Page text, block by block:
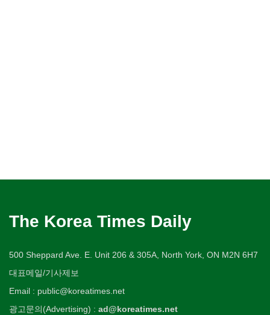
The Korea Times Daily
500 Sheppard Ave. E. Unit 206 & 305A, North York, ON M2N 6H7
대표메일/기사제보
Email : public@koreatimes.net
광고문의(Advertising) : ad@koreatimes.net